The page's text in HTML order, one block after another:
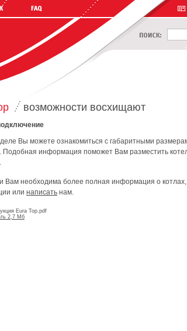
возможности восхищают
Вы можете ознакомиться с габаритными
Подобная информация поможет Вам разместить
Вам необходима более полная информация о
или написать нам.
Eura Top.pdf
2,7 Mб